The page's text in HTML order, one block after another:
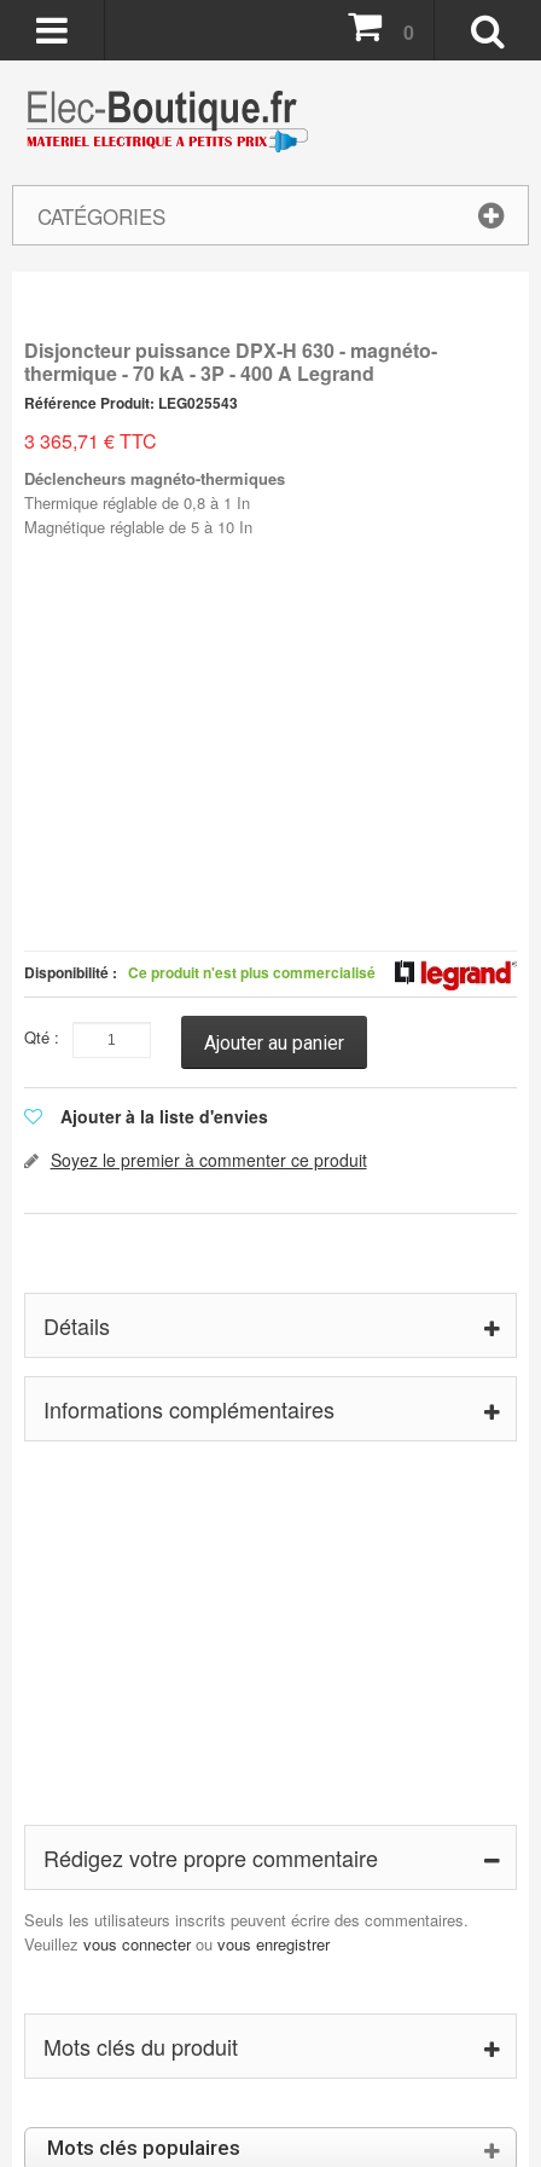
CATÉGORIES
0
Disjoncteur puissance DPX-H 630 - magnéto-
thermique - 70 kA - 3P - 400 A Legrand
Référence Produit: LEG025543
3 365,71 € TTC
Déclencheurs magnéto-thermiques
Thermique réglable de 0,8 à 1 In
Magnétique réglable de 5 à 10 In
Disponibilité : Ce produit n'est plus commercialisé
Qté : Ajouter au panier
Ajouter à la liste d'envies
Soyez le premier à commenter ce produit
Détails
Informations complémentaires
Rédigez votre propre commentaire
Seuls les utilisateurs inscrits peuvent écrire des commentaires.
Veuillez vous connecterou vous enregistrer
Mots clés du produit
Mots clés populaires